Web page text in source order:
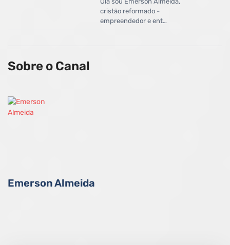
cristão reformado -
empreendedor e ent…
Sobre o Canal
Emerson Almeida